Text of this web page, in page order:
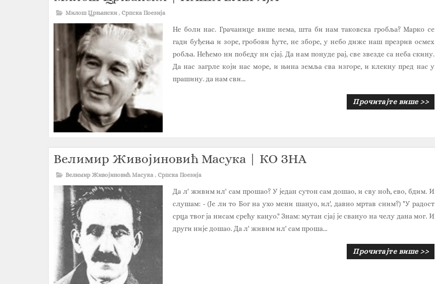
Милош Црњански , Српска Поезија
Не боли нас. Грачанице више нема, шта би нам таковска гробља? Марко се
гади буђења и зоре, гробови ћуте, не зборе, у небо диже наш презрив осмех
робља. Нећемо ни победу ни сјај. Да нам понуде рај, све звезде са неба скину.
Да нас загрле који нас море, и њина земља сва изгоре, и клекну пред нас у
прашину. да нам сви...
Прочитајте више >>
Велимир Живојиновић Масука | КО ЗНА
Велимир Живојиновић Масука , Српска Поезија
Да л' живим ил' сам прошао? У један сутон сам дошао, и сву ноћ, ево, бдим. И
слушам: - (Је ли то Бог на ухо мени шануо, ил', давно мртав сним?) "У радост
срца твог ја нисам срећу кануо." Знам: мутан сјај је свануо на челу дана мог. И
други није дошао. Да л' живим ил' сам проша...
Прочитајте више >>